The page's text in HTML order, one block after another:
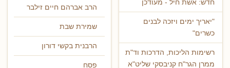
חדש: אשת חיל - מעודכן
"יאריך ימים ויזכה לבנים
כשרים"
רשימות הליכות, הדרכות וד"ת
ממרן הגר"ח קניבסקי שליט"א
הרב אברהם חיים זילבר
שמירת שבת
הרבנית בקשי דורון
פסח